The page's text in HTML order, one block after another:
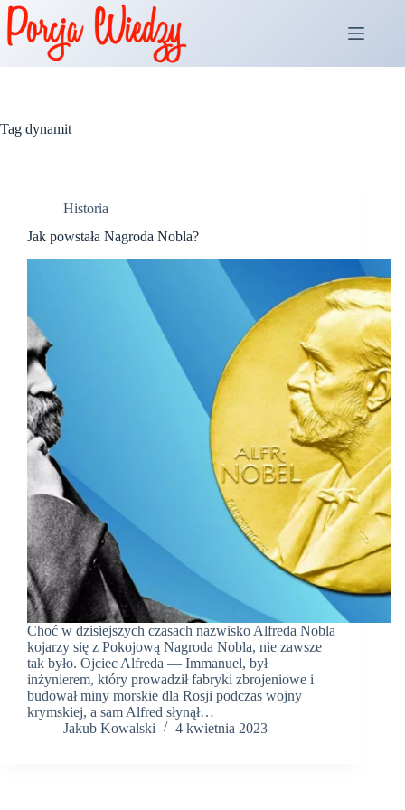
Przejdź
do
treści
Tag dynamit
Historia
Jak powstała Nagroda Nobla?
Choć w dzisiejszych czasach nazwisko Alfreda Nobla
kojarzy się z Pokojową Nagroda Nobla, nie zawsze
tak było. Ojciec Alfreda — Immanuel, był
inżynierem, który prowadził fabryki zbrojeniowe i
budował miny morskie dla Rosji podczas wojny
krymskiej, a sam Alfred słynął…
Jakub Kowalski
4 kwietnia 2023